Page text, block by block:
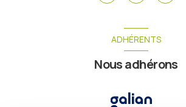
ADHÉRENTS
Nous adhérons